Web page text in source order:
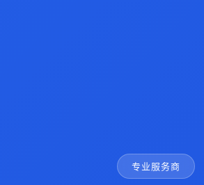
专业服务商